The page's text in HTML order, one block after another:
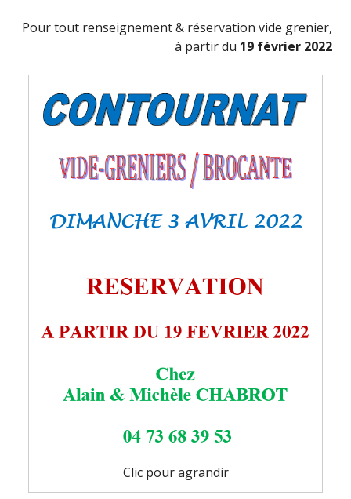
Pour tout renseignement & réservation vide grenier,
à partir du 19 février 2022
Clic pour agrandir